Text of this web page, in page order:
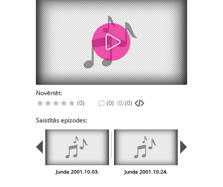
Novērtēt:
(0)
(0) (0)
Saistītās epizodes:
Junda 2001.10.03. Junda 2001.10.24.